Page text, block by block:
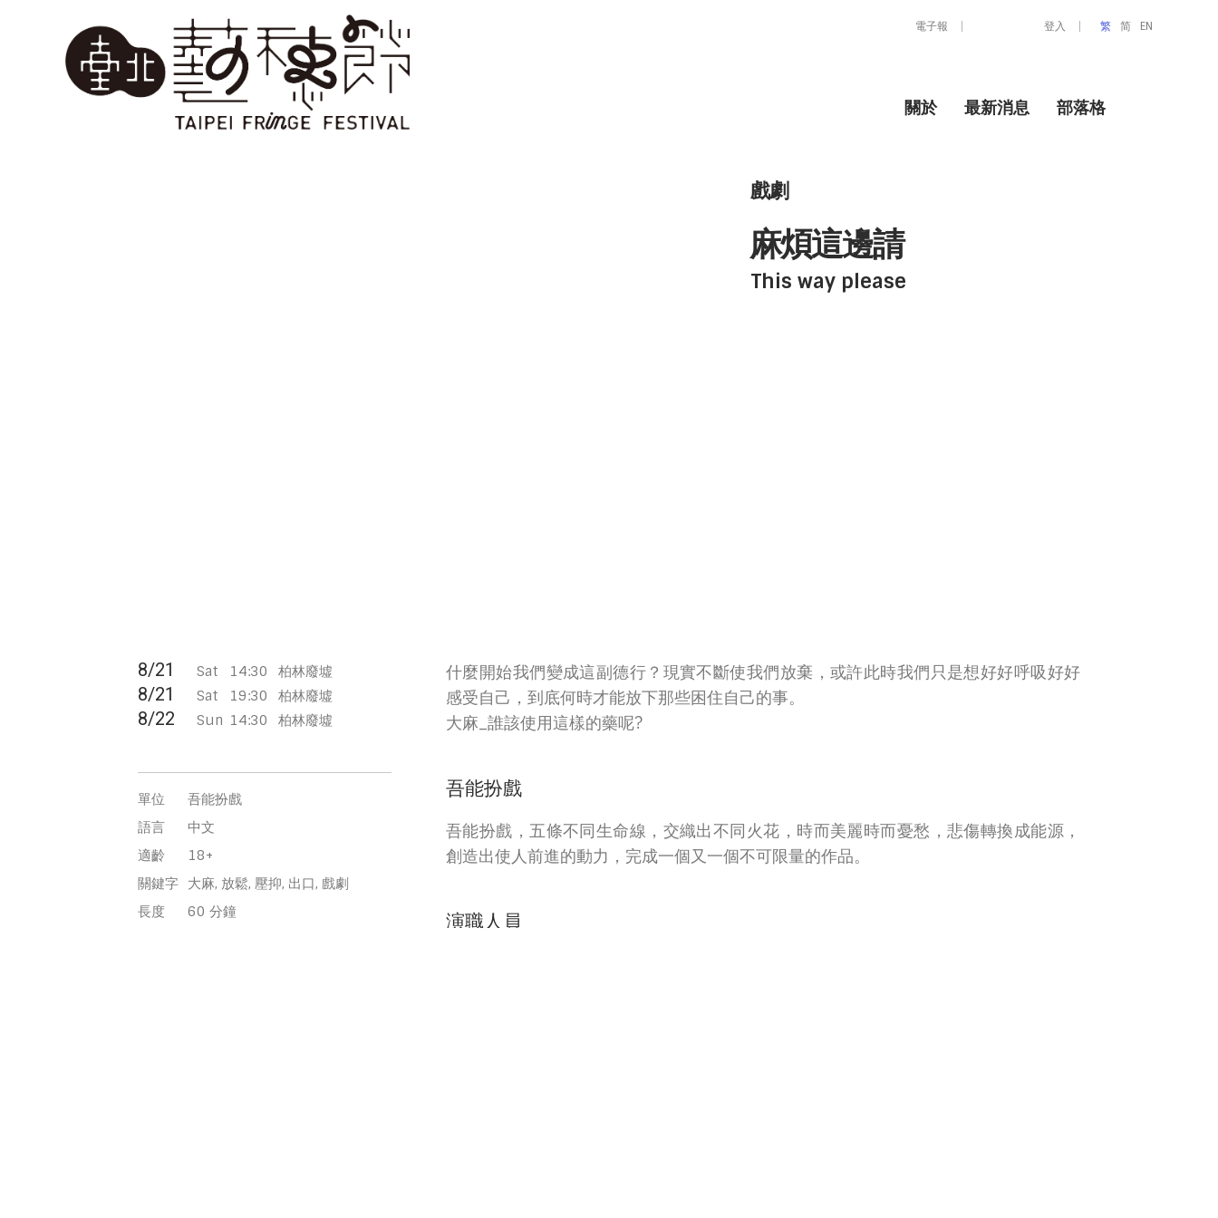
關於 最新消息 部落格
電子報 登入 繁 简 EN
戲劇
麻煩這邊請
This way please
8/21 Sat 14:30 柏林廢墟
8/21 Sat 19:30 柏林廢墟
8/22 Sun 14:30 柏林廢墟
單位
吾能扮戲
語言
中文
適齡
18+
關鍵字 大麻, 放鬆, 壓抑, 出口, 戲劇
長度
60 分鐘
什麼開始我們變成這副德行？現實不斷使我們放棄，或許此時我們只是想好好呼吸好好
感受自己，到底何時才能放下那些困住自己的事。
大麻_誰該使用這樣的藥呢?
吾能扮戲
吾能扮戲，五條不同生命線，交織出不同火花，時而美麗時而憂愁，悲傷轉換成能源，
創造出使人前進的動力，完成一個又一個不可限量的作品。
演職人員